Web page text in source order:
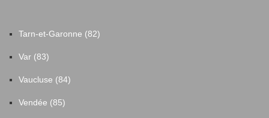
Tarn-et-Garonne (82)
Var (83)
Vaucluse (84)
Vendée (85)